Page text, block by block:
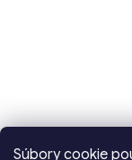
Súbory cookie